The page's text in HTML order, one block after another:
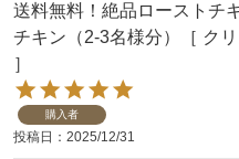
送料無料！絶品ローストチ
チキン（2-3名様分）［ ク
］
購入者
投稿日 2025/12/31